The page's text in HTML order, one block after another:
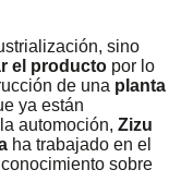
sino
el producto por lo
de una planta
ya están
automoción, Zizu
ha trabajado en el
sobre